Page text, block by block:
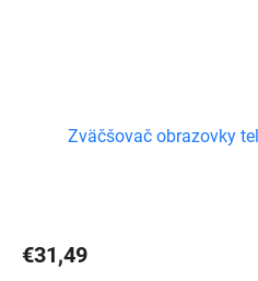
Zväčšovač obrazovky
€31,49